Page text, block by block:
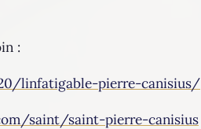
:
linfatigable-pierre-canisius/
saint/saint-pierre-canisius